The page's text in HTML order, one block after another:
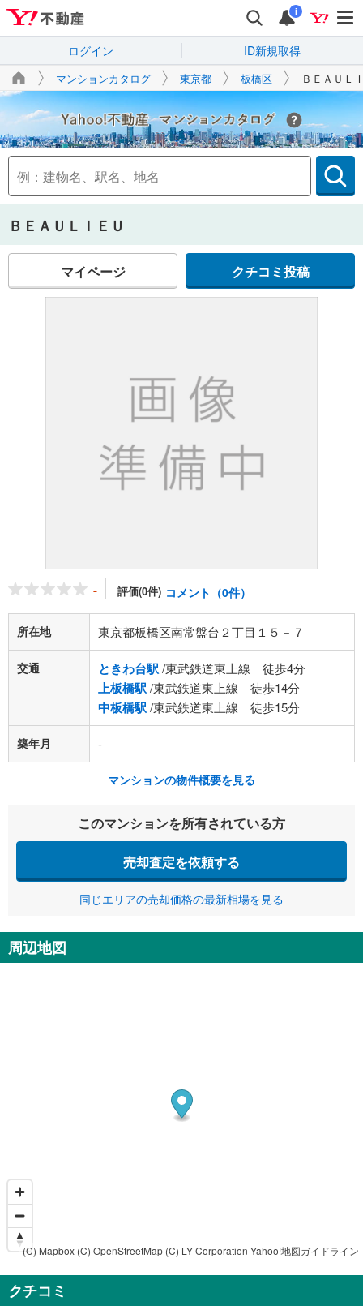
i
ログイン ID新規取得
マンションカタログ 東京都 板橋区 ＢＥＡＵＬ
Yahoo!不動産
ＢＥＡＵＬＩＥＵ
マイページ クチコミ投稿
- 評価(0件) コメント（0件）
所在地 東京都板橋区南常盤台２丁目１５－７
交通 ときわ台駅/東武鉄道東上線 徒歩4分
上板橋駅/東武鉄道東上線 徒歩14分
中板橋駅/東武鉄道東上線 徒歩15分
築年月 -
マンションの物件概要を見る
このマンションを所有されている方
売却査定を依頼する
同じエリアの売却価格の最新相場を見る
周辺地図
(C) Mapbox (C) OpenStreetMap (C) LY Corporation Yahoo!地図ガイドライン
クチコミ